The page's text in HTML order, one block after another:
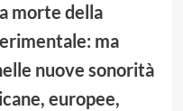
morte della
ma
nuove sonorità
europee,